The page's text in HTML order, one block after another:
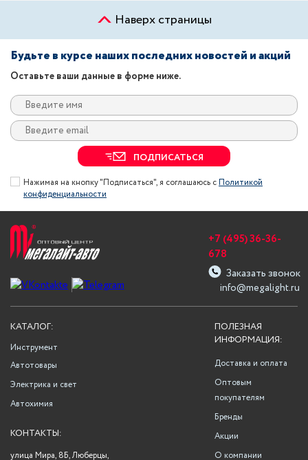
Наверх страницы
Будьте в курсе наших последних новостей и акций
Оставьте ваши данные в форме ниже.
ПОДПИСАТЬСЯ
Нажимая на кнопку "Подписаться", я соглашаюсь сПолитикой
конфиденциальности
info@megalight.ru
+7 (495) 36-36-
678
Заказать звонок
ПОЛЕЗНАЯ
ИНФОРМАЦИЯ:
Доставка и оплата
Оптовым
покупателям
Бренды
Акции
О компании
КАТАЛОГ:
Инструмент
Автотовары
Электрика и свет
Автохимия
КОНТАКТЫ:
улица Мира, 8Б, Люберцы,